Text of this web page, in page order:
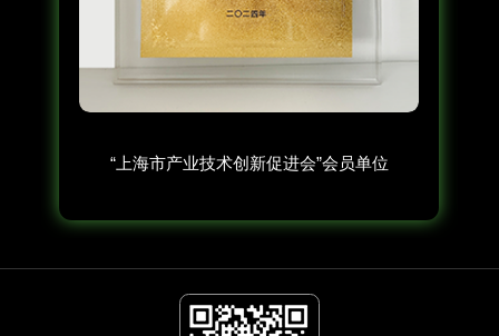
“上海市产业技术创新促进会”会员单位